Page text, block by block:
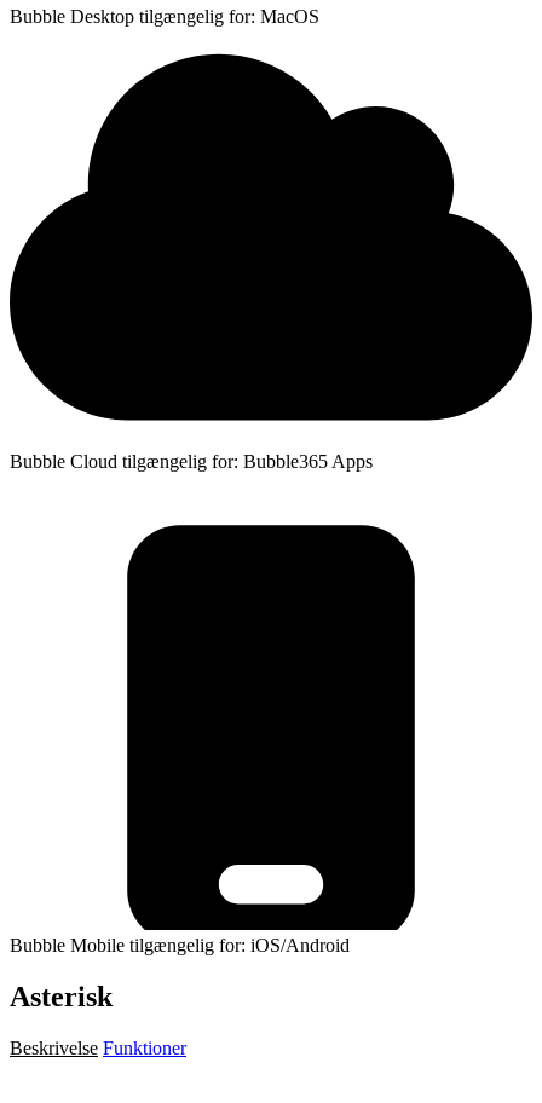
Bubble Desktop tilgængelig for: MacOS
Bubble Cloud tilgængelig for: Bubble365 Apps
Bubble Mobile tilgængelig for: iOS/Android
Asterisk
Beskrivelse Funktioner